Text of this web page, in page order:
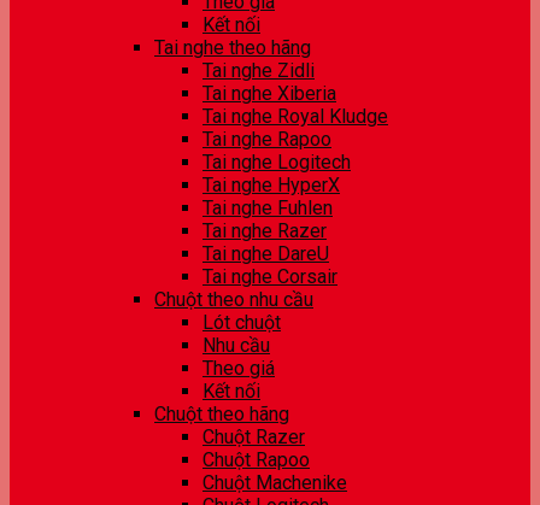
Kết nối
Tai nghe theo hãng
Tai nghe Zidli
Tai nghe Xiberia
Tai nghe Royal Kludge
Tai nghe Rapoo
Tai nghe Logitech
Tai nghe HyperX
Tai nghe Fuhlen
Tai nghe Razer
Tai nghe DareU
Tai nghe Corsair
Chuột theo nhu cầu
Lót chuột
Nhu cầu
Theo giá
Kết nối
Chuột theo hãng
Chuột Razer
Chuột Rapoo
Chuột Machenike